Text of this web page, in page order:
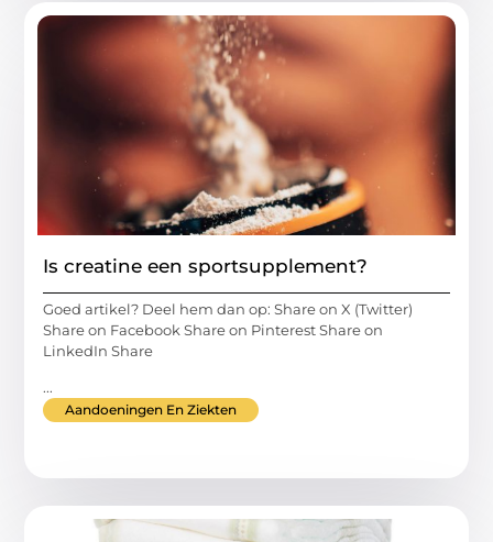
Is creatine een sportsupplement?
Goed artikel? Deel hem dan op: Share on X (Twitter)
Share on Facebook Share on Pinterest Share on
LinkedIn Share
...
Aandoeningen En Ziekten